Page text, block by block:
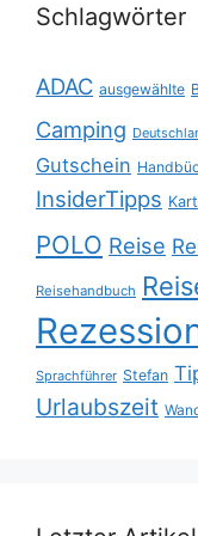
Schlagwörter
ADAC ausgewählte
Camping
Gutschein
InsiderTipps
POLO Reise
Reisehandbuch
Sprachführer Stefan
Urlaubszeit